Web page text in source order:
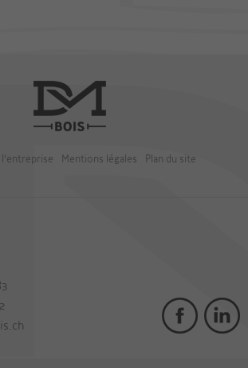
l'entreprise Mentions légales Plan du site